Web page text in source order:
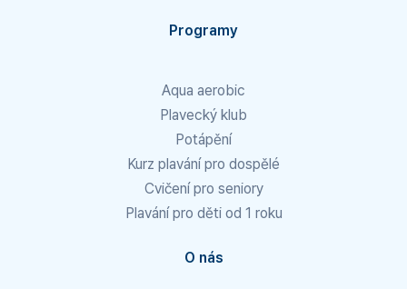
Programy
Aqua aerobic
Plavecký klub
Potápění
Kurz plavání pro dospělé
Cvičení pro seniory
Plavání pro děti od 1 roku
O nás